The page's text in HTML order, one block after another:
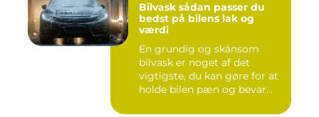
Bilvask sådan passer du
bedst på bilens lak og
værdi
En grundig og skånsom
bilvask er noget af det
vigtigste, du kan gøre for at
holde bilen pæn og bevar...